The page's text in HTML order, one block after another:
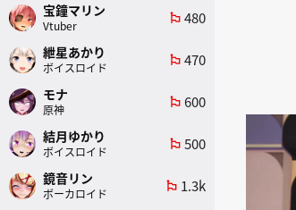
宝鐘マリン
Vtuber
emoji_flags 480
紲星あかり
ボイスロイド
emoji_flags 470
モナ
原神
emoji_flags 600
結月ゆかり
ボイスロイド
emoji_flags 500
鏡音リン
ボーカロイド
emoji_flags 1.3k